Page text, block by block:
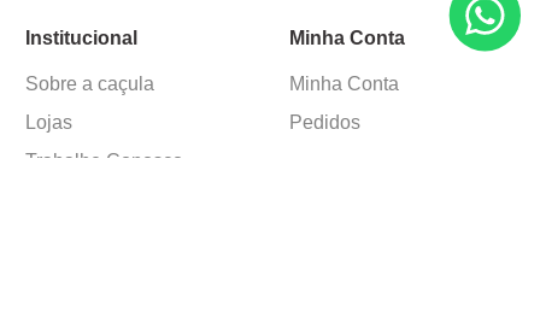
Institucional
Sobre a caçula
Lojas
Trabalhe Conosco
Minha Conta
Minha Conta
Pedidos